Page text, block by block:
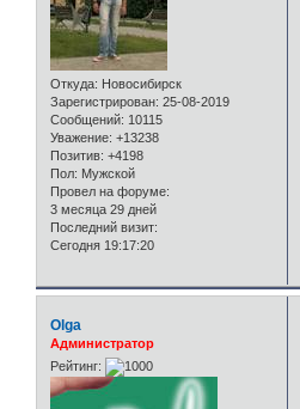
Откуда: Новосибирск
Зарегистрирован: 25-08-2019
Сообщений: 10115
Уважение: +13238
Позитив: +4198
Пол: Мужской
Провел на форуме:
3 месяца 29 дней
Последний визит:
Сегодня 19:17:20
Olga
Администратор
Рейтинг: